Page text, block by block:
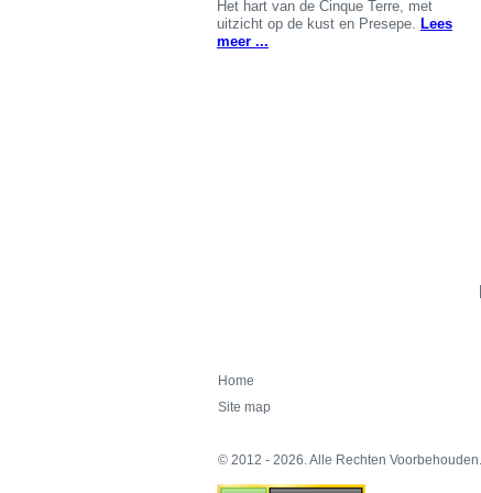
Het hart van de Cinque Terre, met
uitzicht op de kust en Presepe. Lees
meer ...
Home
Site map
© 2012 - 2026. Alle Rechten Voorbehouden.